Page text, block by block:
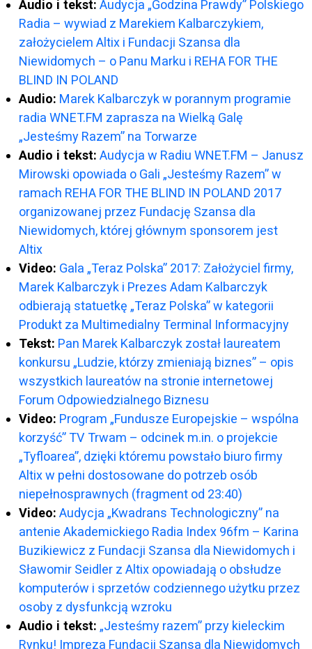
Audio i tekst: Audycja „Godzina Prawdy” Polskiego
Radia – wywiad z Marekiem Kalbarczykiem,
założycielem Altix i Fundacji Szansa dla
Niewidomych – o Panu Marku i REHA FOR THE
BLIND IN POLAND
Audio: Marek Kalbarczyk w porannym programie
radia WNET.FM zaprasza na Wielką Galę
„Jesteśmy Razem” na Torwarze
Audio i tekst: Audycja w Radiu WNET.FM – Janusz
Mirowski opowiada o Gali „Jesteśmy Razem” w
ramach REHA FOR THE BLIND IN POLAND 2017
organizowanej przez Fundację Szansa dla
Niewidomych, której głównym sponsorem jest
Altix
Video: Gala „Teraz Polska” 2017: Założyciel firmy,
Marek Kalbarczyk i Prezes Adam Kalbarczyk
odbierają statuetkę „Teraz Polska” w kategorii
Produkt za Multimedialny Terminal Informacyjny
Tekst: Pan Marek Kalbarczyk został laureatem
konkursu „Ludzie, którzy zmieniają biznes” – opis
wszystkich laureatów na stronie internetowej
Forum Odpowiedzialnego Biznesu
Video: Program „Fundusze Europejskie – wspólna
korzyść” TV Trwam – odcinek m.in. o projekcie
„Tyfloarea”, dzięki któremu powstało biuro firmy
Altix w pełni dostosowane do potrzeb osób
niepełnosprawnych (fragment od 23:40)
Video: Audycja „Kwadrans Technologiczny” na
antenie Akademickiego Radia Index 96fm – Karina
Buzikiewicz z Fundacji Szansa dla Niewidomych i
Sławomir Seidler z Altix opowiadają o obsłudze
komputerów i sprzetów codziennego użytku przez
osoby z dysfunkcją wzroku
Audio i tekst: „Jesteśmy razem” przy kieleckim
Rynku! Impreza Fundacji Szansa dla Niewidomych